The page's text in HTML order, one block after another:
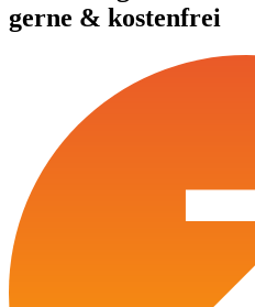
gerne & kostenfrei